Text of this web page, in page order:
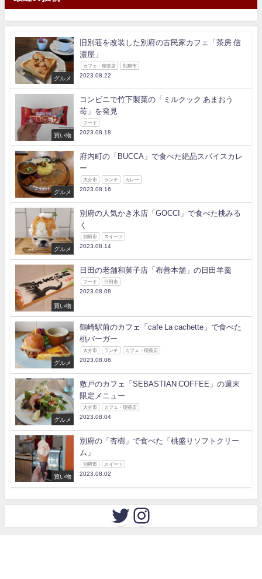
グルメ
旧別荘を改装した別府の古民家カフェ「茶房 信
濃屋」
カフェ・喫茶店 別府市
2023.08.22
買い物
コンビニで竹下製菓の「ミルクック あまおう
苺」を発見
フード
2023.08.18
グルメ
府内町の「BUCCA」で食べた絶品スパイスカレ
ー
大分市 ランチ カレー
2023.08.16
グルメ
別府の人気かき氷店「GOCCI」で食べた桃みる
く
別府市 スイーツ
2023.08.14
買い物
日田の老舗和菓子店「布善本舗」の日田羊羹
フード 日田市
2023.08.08
グルメ
鶴崎駅前のカフェ「cafe La cachette」で食べた
桃バーガー
大分市 ランチ カフェ・喫茶店
2023.08.06
グルメ
敷戸のカフェ「SEBASTIAN COFFEE」の週末
限定メニュー
大分市 カフェ・喫茶店
2023.08.04
買い物
別府の「杏樹」で食べた「桃盛りソフトクリー
ム」
別府市 スイーツ
2023.08.02